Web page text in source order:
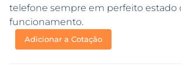
telefone sempre em perfeito estado
funcionamento.
Adicionar a Cotação